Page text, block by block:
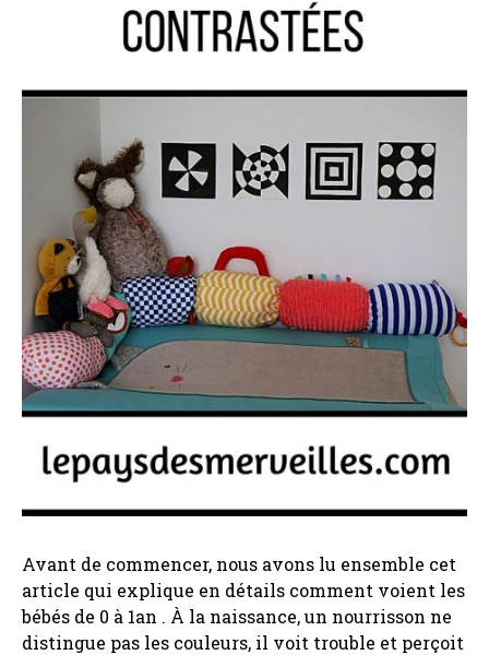
Avant de commencer, nous avons lu ensemble cet
article qui explique en détails comment voient les
bébés de 0 à 1an . À la naissance, un nourrisson ne
distingue pas les couleurs, il voit trouble et perçoit